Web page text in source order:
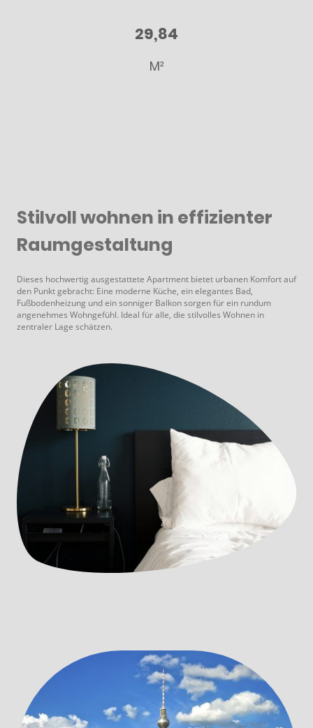
29,84
M²
Stilvoll wohnen in effizienter
Raumgestaltung
Dieses hochwertig ausgestattete Apartment bietet urbanen Komfort auf
den Punkt gebracht: Eine moderne Küche, ein elegantes Bad,
Fußbodenheizung und ein sonniger Balkon sorgen für ein rundum
angenehmes Wohngefühl. Ideal für alle, die stilvolles Wohnen in
zentraler Lage schätzen.